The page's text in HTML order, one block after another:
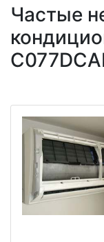
Частые